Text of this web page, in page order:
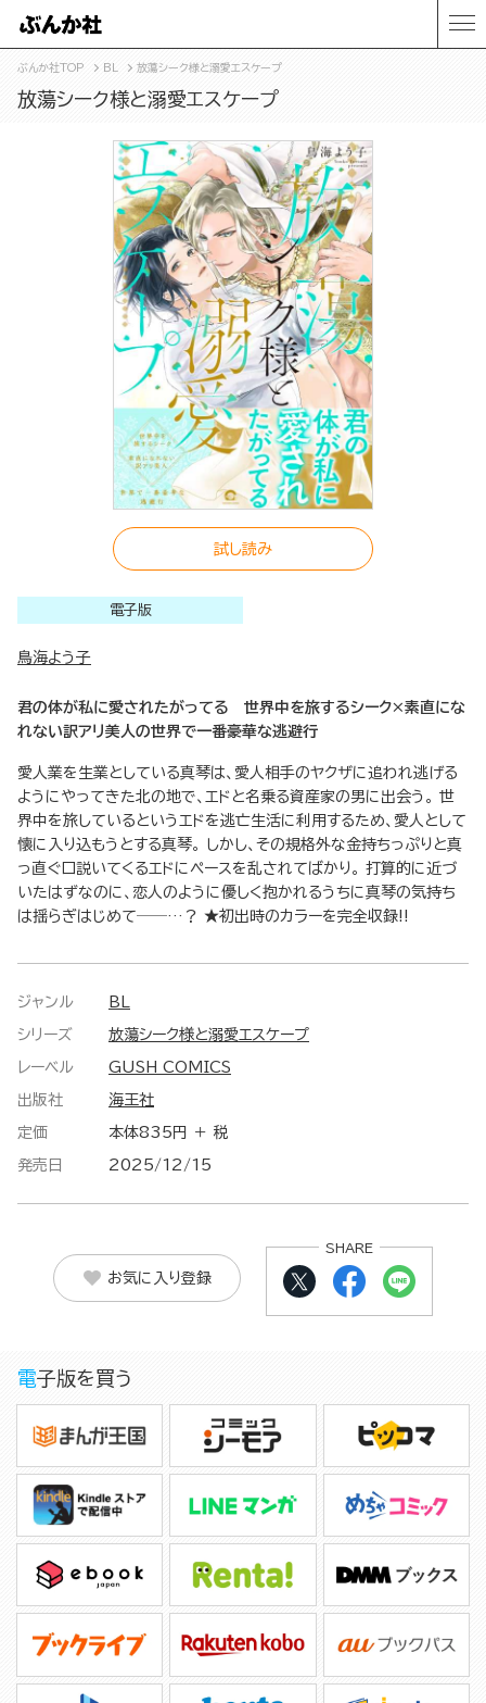
ぶんか社TOP BL 放蕩シーク様と溺愛エスケープ
放蕩シーク様と溺愛エスケープ
試し読み
電子版
鳥海よう子
君の体が私に愛されたがってる 世界中を旅するシーク×素直にな
れない訳アリ美人の世界で一番豪華な逃避行
愛人業を生業としている真琴は、愛人相手のヤクザに追われ逃げる
ようにやってきた北の地で、エドと名乗る資産家の男に出会う。 世
界中を旅しているというエドを逃亡生活に利用するため、愛人として
懐に入り込もうとする真琴。 しかし、その規格外な金持ちっぷりと真
っ直ぐ口説いてくるエドにペースを乱されてばかり。 打算的に近づ
いたはずなのに、恋人のように優しく抱かれるうちに真琴の気持ち
は揺らぎはじめて──…？ ★初出時のカラーを完全収録!!
ジャンル BL
シリーズ 放蕩シーク様と溺愛エスケープ
レーベル GUSH COMICS
出版社 海王社
定価 本体835円 ＋ 税
発売日 2025/12/15
お気に入り登録
SHARE
電子版を買う